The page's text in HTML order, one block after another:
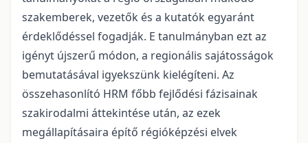
szakemberek, vezetők és a kutatók egyaránt
érdeklődéssel fogadják. E tanulmányban ezt az
igényt újszerű módon, a regionális sajátosságok
bemutatásával igyekszünk kielégíteni. Az
összehasonlító HRM főbb fejlődési fázisainak
szakirodalmi áttekintése után, az ezek
megállapításaira építő régióképzési elvek